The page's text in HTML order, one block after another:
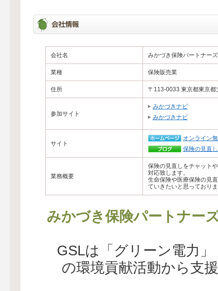
会社名 みかづき保険パートナー
業種 保険販売業
住所 〒113-0033 東京都東京
参加サイト
みかづきナビ
みかづきナビ
サイト
オンライン
保険の見直
業務概要
保険の見直しをチャット
対応致します。
生命保険や医療保険の見
ていきたいと思っており
みかづき保険パートナー
GSLは「グリーン電力
の環境貢献活動から支